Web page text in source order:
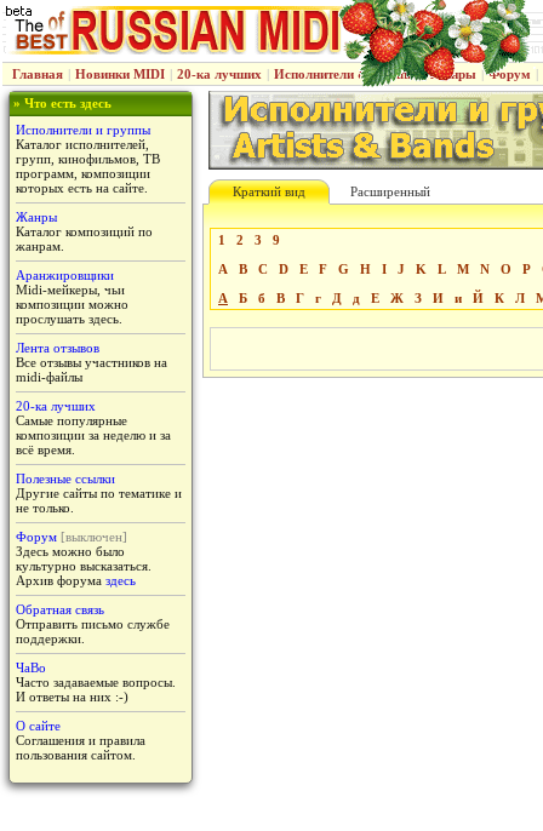
Главная | Новинки MIDI | 20-ка лучших | Исполнители & группы | Жанры | Форум |
» Что есть здесь
Исполнители и группы
Каталог исполнителей,
групп, кинофильмов, ТВ
программ, композиции
которых есть на сайте.
Жанры
Каталог композиций по
жанрам.
Аранжировщики
Midi-мейкеры, чьи
композиции можно
прослушать здесь.
Лента отзывов
Все отзывы участников на
midi-файлы
20-ка лучших
Самые популярные
композиции за неделю и за
всё время.
Полезные ссылки
Другие сайты по тематике и
не только.
Форум [выключен]
Здесь можно было
культурно высказаться.
Архив форума здесь
Обратная связь
Отправить письмо службе
поддержки.
ЧаВо
Часто задаваемые вопросы.
И ответы на них :-)
О сайте
Соглашения и правила
пользования сайтом.
Краткий вид Расширенный
1 2 3
9
A
B C D E F G H I J K L M N O P
А
Б б В Г г Д д Е Ж З И и Й К Л